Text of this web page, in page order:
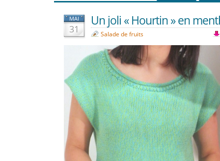
MAI
31
Un joli « Hourtin » en
Salade de fruits